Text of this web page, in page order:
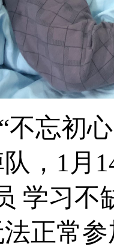
不忘初
，1月
学习
正常